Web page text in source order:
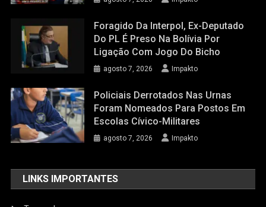
Foragido Da Interpol, Ex-Deputado
Do PL É Preso Na Bolívia Por
Ligação Com Jogo Do Bicho
agosto 7, 2026 Impakto
Policiais Derrotados Nas Urnas
Foram Nomeados Para Postos Em
Escolas Cívico-Militares
agosto 7, 2026 Impakto
LINKS IMPORTANTES